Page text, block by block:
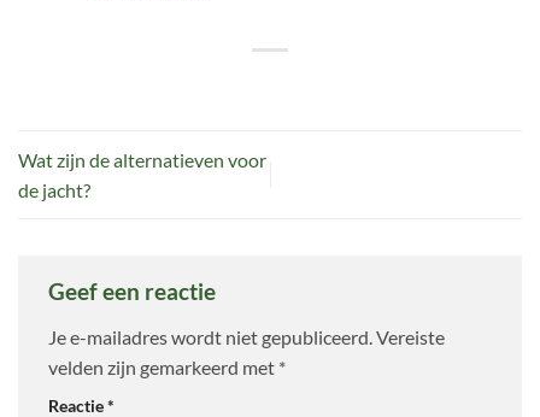
Wat zijn de alternatieven voor
de jacht?
Geef een reactie
Je e-mailadres wordt niet gepubliceerd. Vereiste
velden zijn gemarkeerd met *
Reactie*